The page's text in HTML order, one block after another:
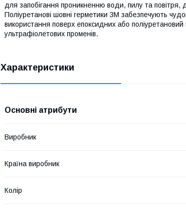
для запобігання проникненню води, пилу та повітря,
Поліуретанові шовні герметики 3M забезпечують
використання поверх епоксидних або
ультрафіолетових променів.
Характеристики
Основні атрибути
Виробник
Країна виробник
Колір